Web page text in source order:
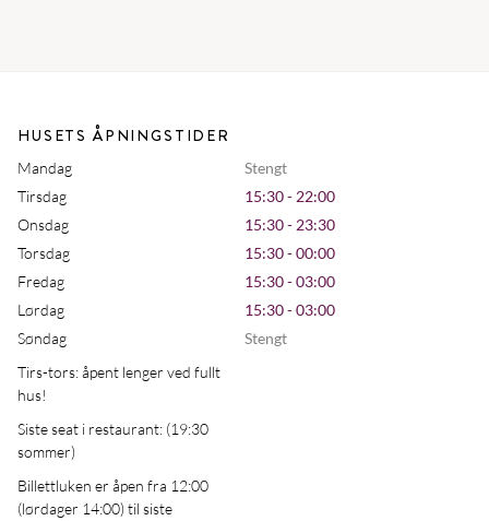
HUSETS ÅPNINGSTIDER
Mandag
Stengt
Tirsdag
15:30 - 22:00
Onsdag
15:30 - 23:30
Torsdag
15:30 - 00:00
Fredag
15:30 - 03:00
Lørdag
15:30 - 03:00
Søndag
Stengt
Tirs-tors: åpent lenger ved fullt
hus!
Siste seat i restaurant: (19:30
sommer)
Billettluken er åpen fra 12:00
(lørdager 14:00) til siste